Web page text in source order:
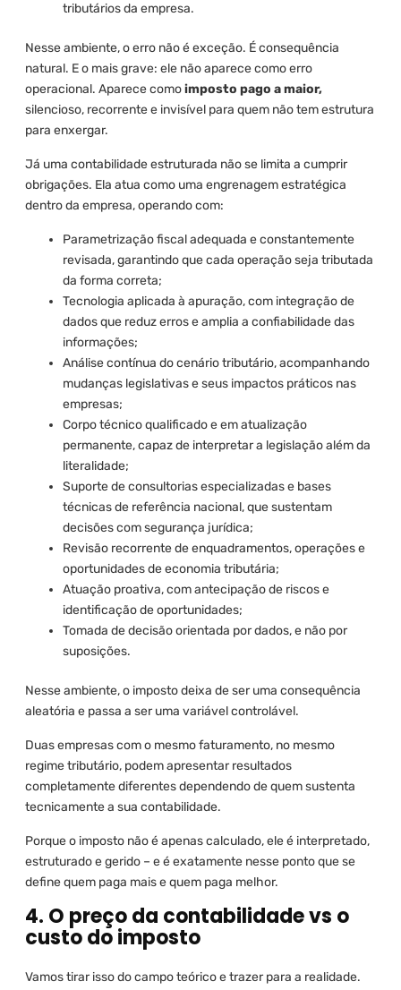
tributários da empresa.
Nesse ambiente, o erro não é exceção. É consequência
natural. E o mais grave: ele não aparece como erro
operacional. Aparece comoimposto pago a maior,
silencioso, recorrente e invisível para quem não tem estrutura
para enxergar.
Já uma contabilidade estruturada não se limita a cumprir
obrigações. Ela atua como uma engrenagem estratégica
dentro da empresa, operando com:
Parametrização fiscal adequada e constantemente
revisada, garantindo que cada operação seja tributada
da forma correta;
Tecnologia aplicada à apuração, com integração de
dados que reduz erros e amplia a confiabilidade das
informações;
Análise contínua do cenário tributário, acompanhando
mudanças legislativas e seus impactos práticos nas
empresas;
Corpo técnico qualificado e em atualização
permanente, capaz de interpretar a legislação além da
literalidade;
Suporte de consultorias especializadas e bases
técnicas de referência nacional, que sustentam
decisões com segurança jurídica;
Revisão recorrente de enquadramentos, operações e
oportunidades de economia tributária;
Atuação proativa, com antecipação de riscos e
identificação de oportunidades;
Tomada de decisão orientada por dados, e não por
suposições.
Nesse ambiente, o imposto deixa de ser uma consequência
aleatória e passa a ser uma variável controlável.
Duas empresas com o mesmo faturamento, no mesmo
regime tributário, podem apresentar resultados
completamente diferentes dependendo de quem sustenta
tecnicamente a sua contabilidade.
Porque o imposto não é apenas calculado, ele é interpretado,
estruturado e gerido – e é exatamente nesse ponto que se
define quem paga mais e quem paga melhor.
4. O preço da contabilidade vs o
custo do imposto
Vamos tirar isso do campo teórico e trazer para a realidade.